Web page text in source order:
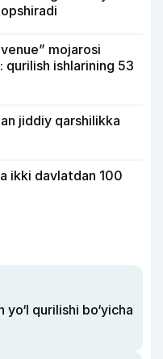
mojarosi
ishlarining 53
jiddiy qarshilikka
ikki davlatdan 100
qurilishi bo‘yicha